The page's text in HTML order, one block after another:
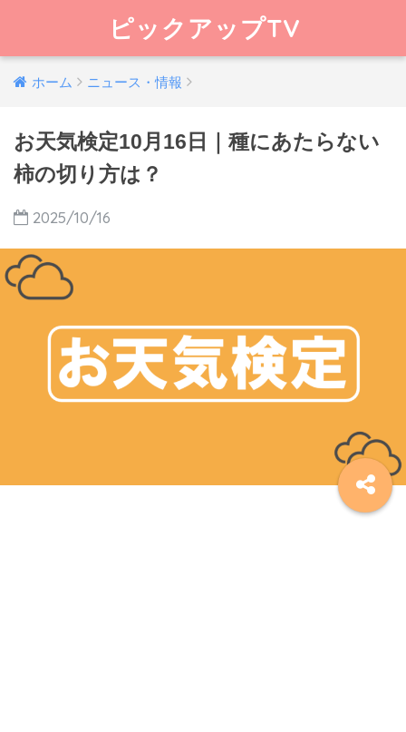
ピックアップTV
ホーム ニュース・情報
お天気検定10月16日｜種にあたらない
柿の切り方は？
2025/10/16